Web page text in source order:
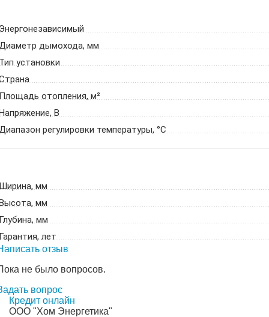
дымохода, мм
установки
отопления, м²
В
регулировки температуры, °С
мм
мм
мм
лет
отзыв
не было вопросов.
вопрос
Кредит онлайн
ООО "Хом Энергетика"